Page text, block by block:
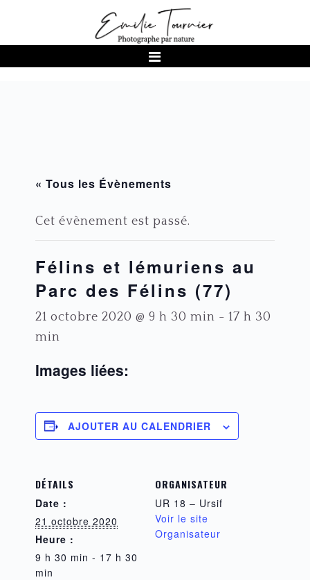
navigation
principal
de
« Tous les Évènements
Cet évènement est passé.
Félins et lémuriens au
Parc des Félins (77)
21 octobre 2020 @ 9 h 30 min -17 h 30
min
Images liées:
AJOUTER AU CALENDRIER
DÉTAILS
Date :
21 octobre 2020
Heure :
9 h 30 min - 17 h 30
min
ORGANISATEUR
UR 18 – Ursif
Voir le site
Organisateur